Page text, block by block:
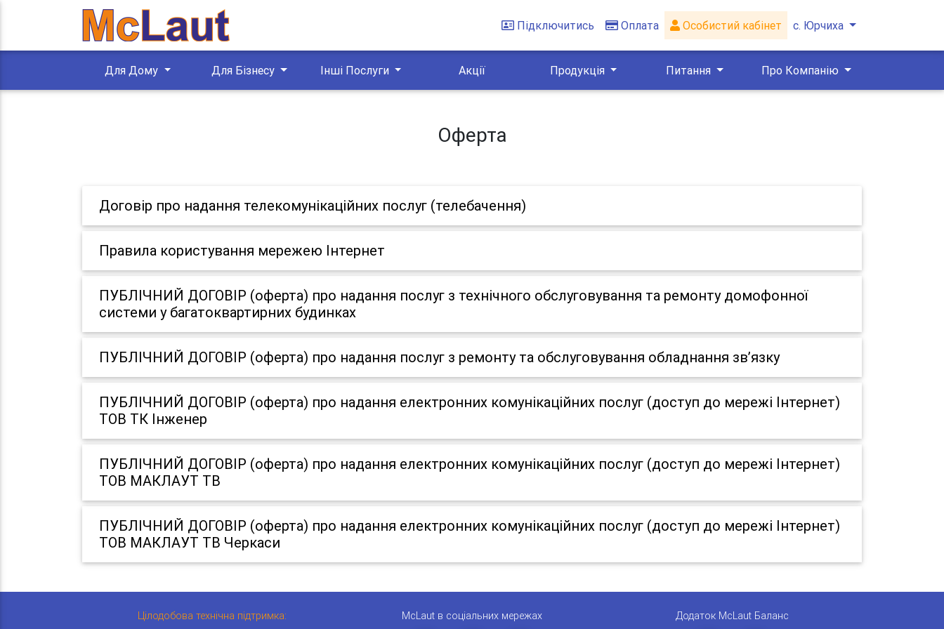
Підключитись Оплата Особистий кабінет с. Юрчиха
Для Дому Для Бізнесу Інші Послуги Акції Продукція Питання Про Компанію
Оферта
Договір про надання телекомунікаційних послуг (телебачення)
Правила користування мережею Інтернет
ПУБЛІЧНИЙ ДОГОВІР (оферта) про надання послуг з технічного обслуговування та ремонту домофонної
системи у багатоквартирних будинках
ПУБЛІЧНИЙ ДОГОВІР (оферта) про надання послуг з ремонту та обслуговування обладнання зв’язку
ПУБЛІЧНИЙ ДОГОВІР (оферта) про надання електронних комунікаційних послуг (доступ до мережі Інтернет)
ТОВ ТК Інженер
ПУБЛІЧНИЙ ДОГОВІР (оферта) про надання електронних комунікаційних послуг (доступ до мережі Інтернет)
ТОВ МАКЛАУТ ТВ
ПУБЛІЧНИЙ ДОГОВІР (оферта) про надання електронних комунікаційних послуг (доступ до мережі Інтернет)
ТОВ МАКЛАУТ ТВ Черкаси
Цілодобова технічна підтримка: McLaut в соціальних мережах Додаток McLaut Баланс